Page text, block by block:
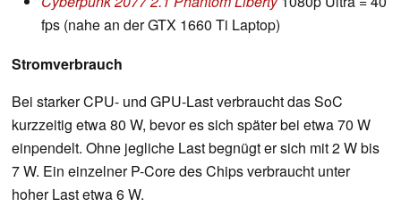
fps (nahe an der GTX 1660 Ti Laptop)
Stromverbrauch
Bei starker CPU- und GPU-Last verbraucht das SoC
kurzzeitig etwa 80 W, bevor es sich später bei etwa 70 W
einpendelt. Ohne jegliche Last begnügt er sich mit 2 W bis
7 W. Ein einzelner P-Core des Chips verbraucht unter
hoher Last etwa 6 W.